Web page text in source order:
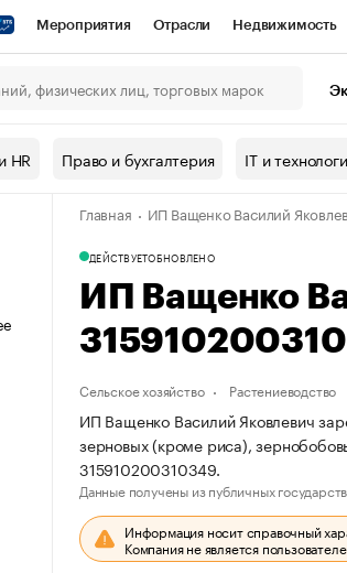
Мероприятия Отрасли Недвижимость
СПб Спецпроекты Проверка контрагентов
Рынок наличной валюты
HR Право и бухгалтерия IT и
Главная ИП Ващенко Василий
ДЕЙСТВУЕТОБНОВЛЕНО
ИП Ващенко
Сельское хозяйство Растениеводство
ИП Ващенко Василий Яковлевич
зерновых (кроме риса),
315910200310349.
Данные получены из публичных
Информация носит справочный
Компания не является